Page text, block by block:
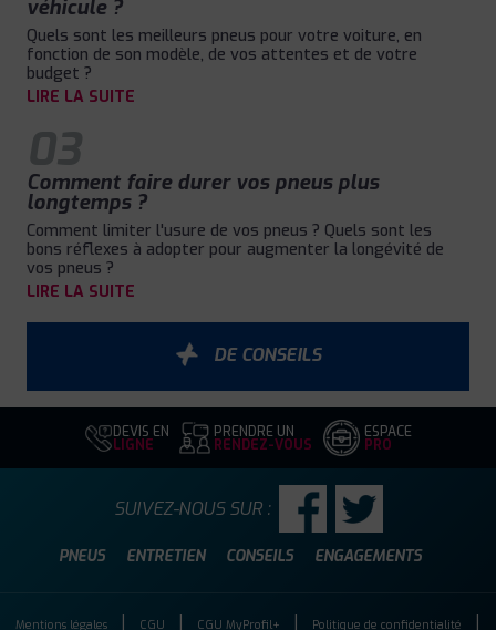
véhicule ?
Quels sont les meilleurs pneus pour votre voiture, en
fonction de son modèle, de vos attentes et de votre
budget ?
LIRE LA SUITE
03
Comment faire durer vos pneus plus
longtemps ?
Comment limiter l'usure de vos pneus ? Quels sont les
bons réflexes à adopter pour augmenter la longévité de
vos pneus ?
LIRE LA SUITE
DE CONSEILS
DEVIS EN
LIGNE
PRENDRE UN
RENDEZ-VOUS
ESPACE
PRO
PNEUS ENTRETIEN CONSEILS ENGAGEMENTS
SUIVEZ-NOUS SUR :
Mentions légales CGU CGU MyProfil+ Politique de confidentialité